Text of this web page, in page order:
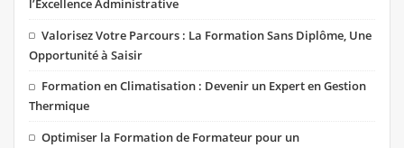
l’Excellence Administrative
Valorisez Votre Parcours : La Formation Sans Diplôme, Une
Opportunité à Saisir
Formation en Climatisation : Devenir un Expert en Gestion
Thermique
Optimiser la Formation de Formateur pour un